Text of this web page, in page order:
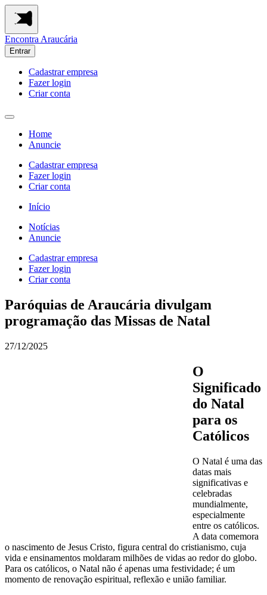
Encontra Araucária
Entrar
Cadastrar empresa
Fazer login
Criar conta
Home
Anuncie
Cadastrar empresa
Fazer login
Criar conta
Início
Notícias
Anuncie
Cadastrar empresa
Fazer login
Criar conta
Paróquias de Araucária divulgam
programação das Missas de Natal
27/12/2025
O
Significado
do Natal
para os
Católicos
O Natal é uma das
datas mais
significativas e
celebradas
mundialmente,
especialmente
entre os católicos.
A data comemora
o nascimento de Jesus Cristo, figura central do cristianismo, cuja
vida e ensinamentos moldaram milhões de vidas ao redor do globo.
Para os católicos, o Natal não é apenas uma festividade; é um
momento de renovação espiritual, reflexão e união familiar.